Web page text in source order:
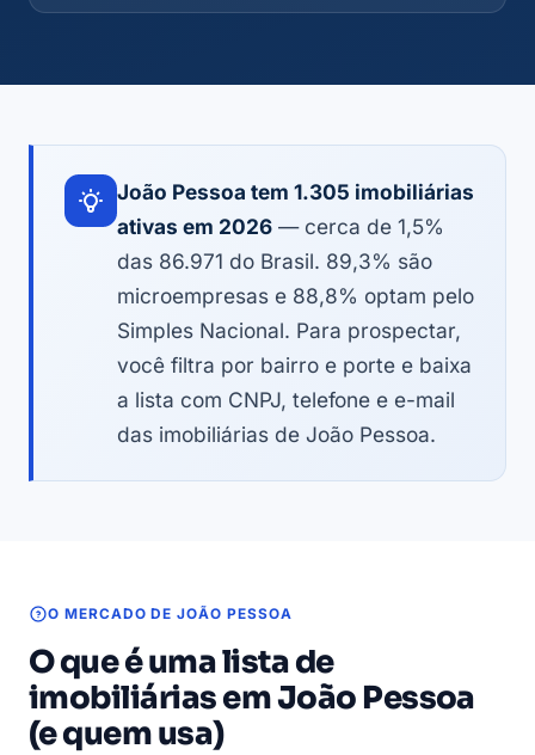
João Pessoa tem 1.305 imobiliárias
ativas em 2026 — cerca de 1,5%
das 86.971 do Brasil. 89,3% são
microempresas e 88,8% optam pelo
Simples Nacional. Para prospectar,
você filtra por bairro e porte e baixa
a lista com CNPJ, telefone e e-mail
das imobiliárias de João Pessoa.
O MERCADO DE JOÃO PESSOA
O que é uma lista de
imobiliárias em João Pessoa
(e quem usa)